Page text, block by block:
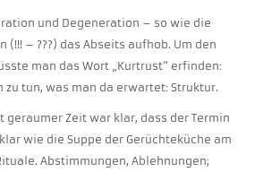
und Degeneration – so wie die
– ???) das Abseits aufhob. Um den
man das Wort „Kurtrust“ erfinden:
tun, was man da erwartet: Struktur.
geraumer Zeit war klar, dass der Termin
wie die Suppe der Gerüchteküche am
Abstimmungen, Ablehnungen;